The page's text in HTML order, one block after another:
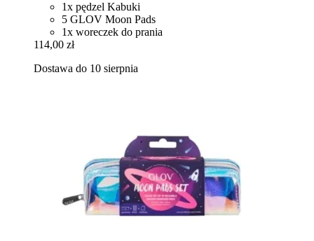
1x pędzel Kabuki
5 GLOV Moon Pads
1x woreczek do prania
114,00 zł
Dostawa do 10 sierpnia